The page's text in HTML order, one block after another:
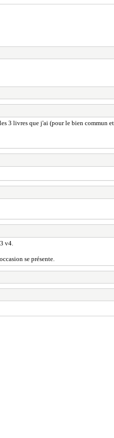
3 livres que j'ai (pour le bien commun
v4.
se présente.